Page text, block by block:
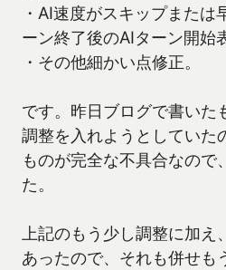
・AI速度がスキップまたは
ーン終了後のAIターン開始
・その他細かい点修正。
です。昨日ブログで書いた
調整を入れようとしていた
ものが完全な不具合なので
た。
上記のもう少し調整に加
あったので、それも併せも